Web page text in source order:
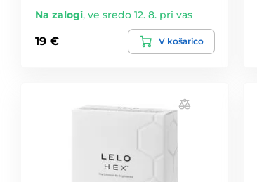
Na zalogi, ve sredo 12. 8. pri vas
19 € V košarico